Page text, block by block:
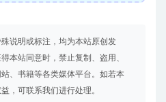
说明或标注，均为本站原创发
本站同意时，禁止复制、盗用、
、书籍等各类媒体平台。如若本
，可联系我们进行处理。